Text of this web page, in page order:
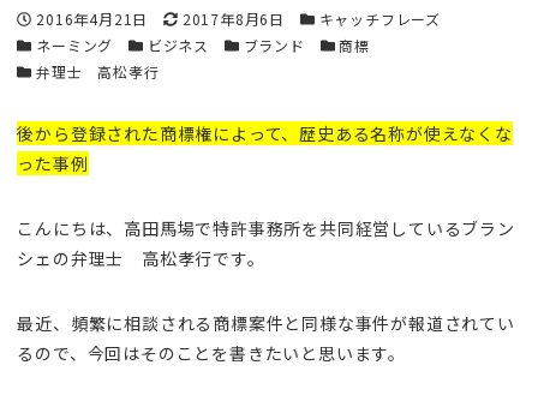
投稿日
2016年4月21日 更新日
2017年8月6日 カテゴリー
キャッチフレーズ
カテゴリー
ネーミング カテゴリー
ビジネス カテゴリー
ブランド カテゴリー
商標
カテゴリー
弁理士 高松孝行
後から登録された商標権によって、歴史ある名称が使えなくな
った事例
こんにちは、高田馬場で特許事務所を共同経営しているブラン
シェの弁理士 高松孝行です。
最近、頻繁に相談される商標案件と同様な事件が報道されてい
るので、今回はそのことを書きたいと思います。